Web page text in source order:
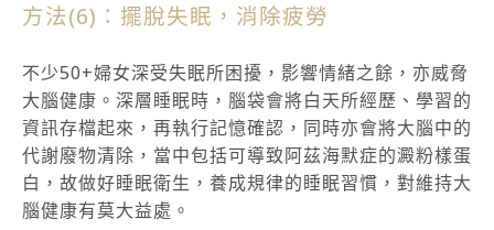
方法(6)：擺脫失眠，消除疲勞
不少50+婦女深受失眠所困擾，影響情緒之餘，亦威脅
大腦健康。深層睡眠時，腦袋會將白天所經歷、學習的
資訊存檔起來，再執行記憶確認，同時亦會將大腦中的
代謝廢物清除，當中包括可導致阿茲海默症的澱粉樣蛋
白，故做好睡眠衛生，養成規律的睡眠習慣，對維持大
腦健康有莫大益處。